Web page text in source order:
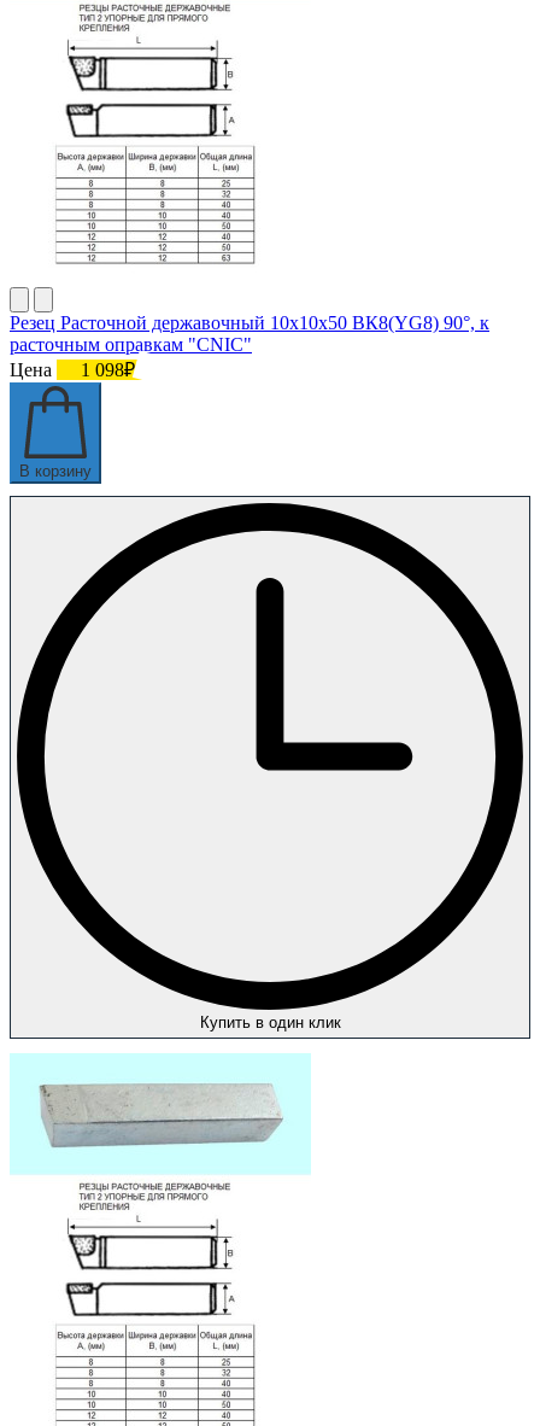
Резец Расточной державочный 10х10х50 ВК8(YG8) 90°, к
расточным оправкам "CNIC"
Цена
1 098₽
В корзину
Купить в один клик